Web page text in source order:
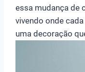
essa mudança de
vivendo onde
uma decoração